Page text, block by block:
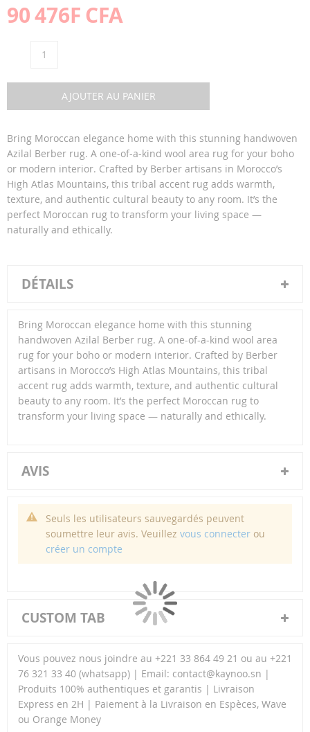
90 476F CFA
AJOUTER AU PANIER
Bring Moroccan elegance home with this stunning handwoven
Azilal Berber rug. A one-of-a-kind wool area rug for your boho
or modern interior. Crafted by Berber artisans in Morocco’s
High Atlas Mountains, this tribal accent rug adds warmth,
texture, and authentic cultural beauty to any room. It’s the
perfect Moroccan rug to transform your living space —
naturally and ethically.
DÉTAILS
Bring Moroccan elegance home with this stunning
handwoven Azilal Berber rug. A one-of-a-kind wool area
rug for your boho or modern interior. Crafted by Berber
artisans in Morocco’s High Atlas Mountains, this tribal
accent rug adds warmth, texture, and authentic cultural
beauty to any room. It’s the perfect Moroccan rug to
transform your living space — naturally and ethically.
AVIS
Seuls les utilisateurs sauvegardés peuvent
soumettre leur avis. Veuillez vous connecter ou
créer un compte
CUSTOM TAB
Vous pouvez nous joindre au +221 33 864 49 21 ou au +221
76 321 33 40 (whatsapp) | Email: contact@kaynoo.sn |
Produits 100% authentiques et garantis | Livraison
Express en 2H | Paiement à la Livraison en Espèces, Wave
ou Orange Money